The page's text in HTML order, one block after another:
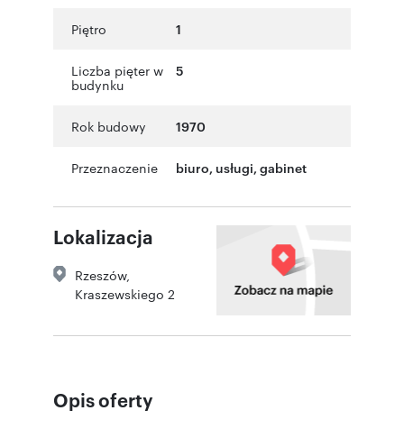
Piętro 1
Liczba pięter w
budynku
5
Rok budowy 1970
Przeznaczenie biuro, usługi, gabinet
Lokalizacja
Rzeszów,
Kraszewskiego 2
Opis oferty